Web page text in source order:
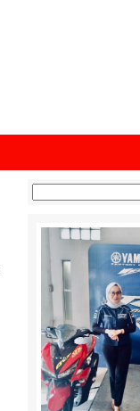
untuk: